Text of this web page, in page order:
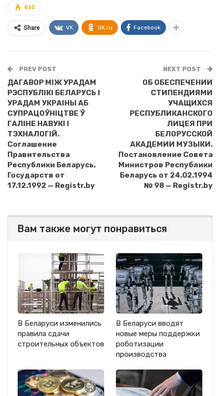
610
Share VK OK.ru Facebook
PREV POST
ДАГАВОР МIЖ УРАДАМ
РЭСПУБЛIКI БЕЛАРУСЬ I
УРАДАМ УКРАIНЫ АБ
СУПРАЦОЎНIЦТВЕ Ў
ГАЛIНЕ НАВУКI I
ТЭХНАЛОГIЙ.
Соглашение
Правительства
Республики Беларусь,
Государств от
17.12.1992 — Registr.by
NEXT POST
ОБ ОБЕСПЕЧЕНИИ
СТИПЕНДИЯМИ
УЧАЩИХСЯ
РЕСПУБЛИКАНСКОГО
ЛИЦЕЯ ПРИ
БЕЛОРУССКОЙ
АКАДЕМИИ МУЗЫКИ.
Постановление Совета
Министров Республики
Беларусь от 24.02.1994
№ 98 — Registr.by
Вам также могут понравиться
В Беларуси изменились
правила сдачи
строительных объектов
В Беларуси вводят
новые меры поддержки
роботизации
производства